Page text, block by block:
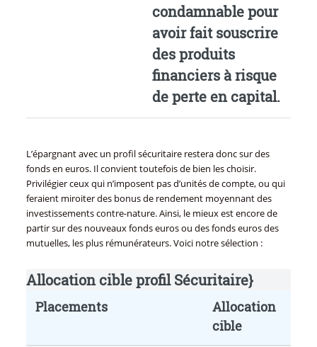
condamnable pour
avoir fait souscrire
des produits
financiers à risque
de perte en capital.
L’épargnant avec un profil sécuritaire restera donc sur des
fonds en euros. Il convient toutefois de bien les choisir.
Privilégier ceux qui n’imposent pas d’unités de compte, ou qui
feraient miroiter des bonus de rendement moyennant des
investissements contre-nature. Ainsi, le mieux est encore de
partir sur des nouveaux fonds euros ou des fonds euros des
mutuelles, les plus rémunérateurs. Voici notre sélection :
Allocation cible profil Sécuritaire}
Placements
Allocation
cible